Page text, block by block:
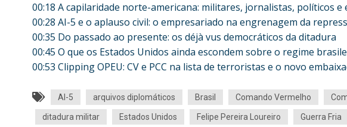
00:18 A capilaridade norte-americana: militares, jornalistas, políticos e
00:28 AI-5 e o aplauso civil: o empresariado na engrenagem da
00:35 Do passado ao presente: os déjà vus democráticos da ditadura
00:45 O que os Estados Unidos ainda escondem sobre o regime
00:53 Clipping OPEU: CV e PCC na lista de terroristas e o novo
AI-5 arquivos diplomáticos Brasil Comando Vermelho
ditadura militar Estados Unidos Felipe Pereira Loureiro Guerra Fria